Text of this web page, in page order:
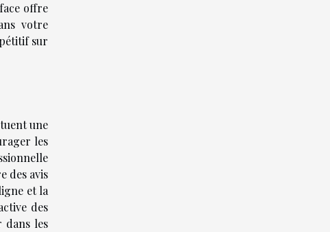
offre
votre
sur
une
les
des avis
et la
des
dans les